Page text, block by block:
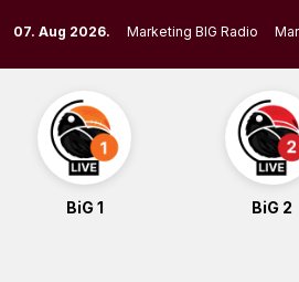
to
content
07. Aug 2026. Marketing BIG Radio
BiG 1 BiG 2